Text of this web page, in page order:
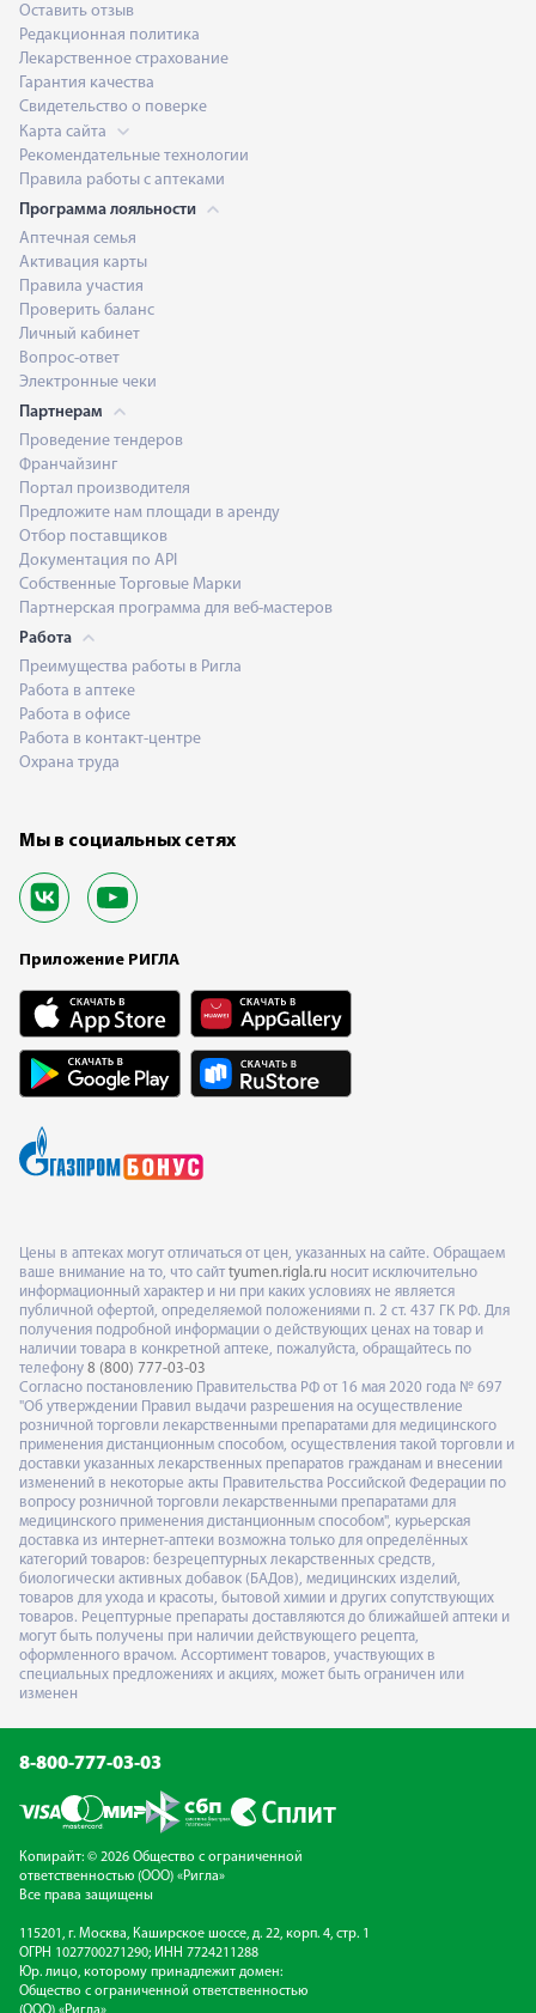
Оставить отзыв
Редакционная политика
Лекарственное страхование
Гарантия качества
Свидетельство о поверке
Карта сайта
Рекомендательные технологии
Правила работы с аптеками
Программа лояльности
Аптечная семья
Активация карты
Правила участия
Проверить баланс
Личный кабинет
Вопрос-ответ
Электронные чеки
Партнерам
Проведение тендеров
Франчайзинг
Портал производителя
Предложите нам площади в аренду
Отбор поставщиков
Документация по API
Собственные Торговые Марки
Партнерская программа для веб-мастеров
Работа
Преимущества работы в Ригла
Работа в аптеке
Работа в офисе
Работа в контакт-центре
Охрана труда
Мы в социальных сетях
Приложение РИГЛА
Цены в аптеках могут отличаться от цен, указанных на сайте. Обращаем
ваше внимание на то, что сайт tyumen.rigla.ru носит исключительно
информационный характер и ни при каких условиях не является
публичной офертой, определяемой положениями п. 2 ст. 437 ГК РФ. Для
получения подробной информации о действующих ценах на товар и
наличии товара в конкретной аптеке, пожалуйста, обращайтесь по
телефону 8 (800) 777-03-03
Согласно постановлению Правительства РФ от 16 мая 2020 года № 697
"Об утверждении Правил выдачи разрешения на осуществление
розничной торговли лекарственными препаратами для медицинского
применения дистанционным способом, осуществления такой торговли и
доставки указанных лекарственных препаратов гражданам и внесении
изменений в некоторые акты Правительства Российской Федерации по
вопросу розничной торговли лекарственными препаратами для
медицинского применения дистанционным способом", курьерская
доставка из интернет-аптеки возможна только для определённых
категорий товаров: безрецептурных лекарственных средств,
биологически активных добавок (БАДов), медицинских изделий,
товаров для ухода и красоты, бытовой химии и других сопутствующих
товаров. Рецептурные препараты доставляются до ближайшей аптеки и
могут быть получены при наличии действующего рецепта,
оформленного врачом. Ассортимент товаров, участвующих в
специальных предложениях и акциях, может быть ограничен или
изменен
8-800-777-03-03
Копирайт: © 2026 Общество с ограниченной
ответственностью (ООО) «Ригла»
Все права защищены
115201, г. Москва, Каширское шоссе, д. 22, корп. 4, стр. 1
ОГРН 1027700271290; ИНН 7724211288
Юр. лицо, которому принадлежит домен:
Общество с ограниченной ответственностью